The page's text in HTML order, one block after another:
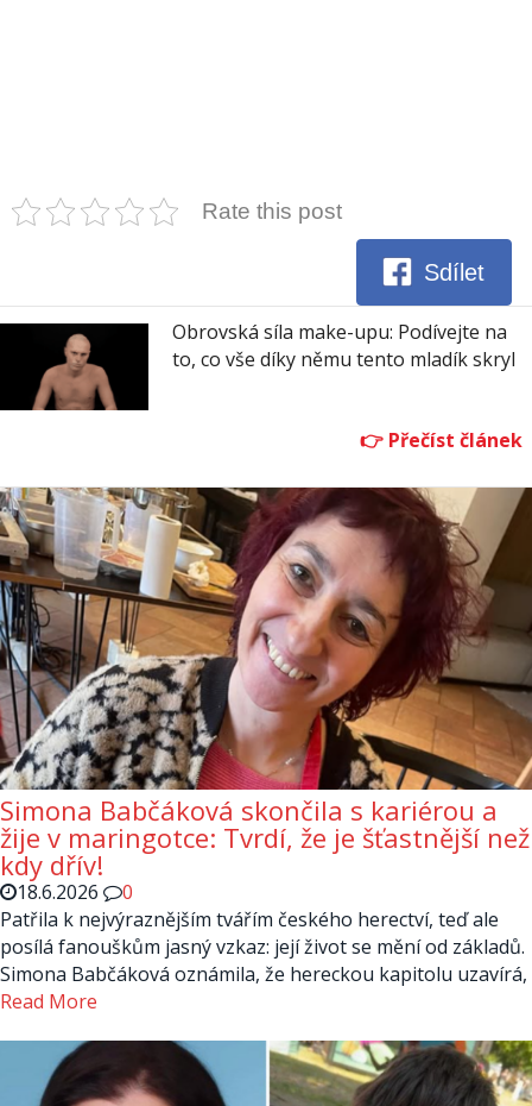
Rate this post
Sdílet
Obrovská síla make-upu: Podívejte na
to, co vše díky němu tento mladík skryl
Simona Babčáková skončila s kariérou a
žije v maringotce: Tvrdí, že je šťastnější než
kdy dřív!
18.6.2026
0
Patřila k nejvýraznějším tvářím českého herectví, teď ale
posílá fanouškům jasný vzkaz: její život se mění od základů.
Simona Babčáková oznámila, že hereckou kapitolu uzavírá,
Read More